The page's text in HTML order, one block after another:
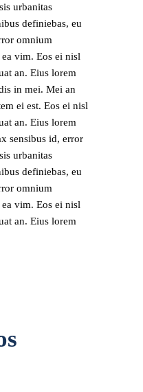
urbanitas
definiebas, eu
omnium
vim. Eos ei nisl
an. Eius lorem
in mei. Mei an
ei est. Eos ei nisl
an. Eius lorem
sensibus id, error
urbanitas
definiebas, eu
omnium
vim. Eos ei nisl
an. Eius lorem